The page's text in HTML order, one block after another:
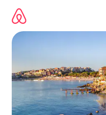
direct
naar
inhoud